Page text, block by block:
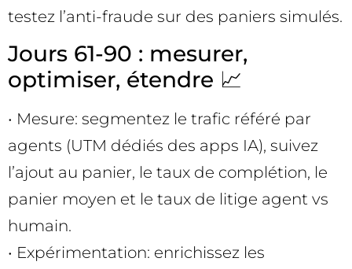
testez l’anti-fraude sur des paniers simulés.
Jours 61-90 : mesurer,
optimiser, étendre 📈
• Mesure: segmentez le trafic référé par
agents (UTM dédiés des apps IA), suivez
l’ajout au panier, le taux de complétion, le
panier moyen et le taux de litige agent vs
humain.
• Expérimentation: enrichissez les